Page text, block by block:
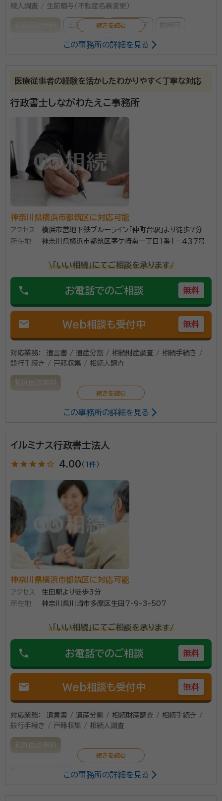
続人調査 / 生前贈与（不動産名義変更）
土日相談可 電話相談可 訪問可
オンライン面談可 女性スタッフ対応可
経歴： 相続業務歴15年
深野 友和（ふかの ともかず）
相続業務歴20年
事務所口コミ（抜粋）：
account_circle 満足度 5.0
ご利用時期：2026/5
面談の感想
共働きのため、日曜日に自宅まで来ていただき、助かりました。説明もわ
かりやすく、費用も明確だったのでそのままお願いすることにいたしまし
た。
契約後の感想
依頼後の質問や要望にも素早く対応していただけ、何度でも回答してく
横浜市の相続・遺言に関するご相談ならソワレ司法書士法人へ。
相続のご相談は【完全無料】。【横浜駅徒歩5分】 横浜市内で財
産・不動産の相続・相続放棄・終活にお悩みの方はお気軽にご相
談ください。 相続の相談実績年間約1,000件。豊富な相談実績
で安心してお任せいただけます。 横浜での相続に精通したプロ
チームが、相続法務から税務にいたるまでお客様をフルサポート
す。お気軽にご相談ください。
司法書士、行政書士、相続診断士
この事務所の詳細を見る
医療従事者の経験を活かしたわかりやすく丁寧な対応
行政書士しながわたえこ事務所
神奈川県横浜市都筑区に対応可能
アクセス
横浜市営地下鉄ブルーライン「仲町台駅」より徒歩7分
所在地
神奈川県横浜市都筑区茅ケ崎南一丁目１番１－４３７号
\「いい相続」にてご相談を承ります/
phone お電話でのご相談 無料
mail Web相談も受付中 無料
対応業務：
遺言書 / 遺産分割 / 相続財産調査 / 相続手続き /
銀行手続き / 戸籍収集 / 相続人調査
初回面談無料
大切な方を亡くした悲しみと、ご自身やご家族の生活や
きない方が多いと思います。ご相談者様になるべく負担
この事務所の詳細を見る
イルミナス行政書士法人
star star star star star_outline 4.00 （ 1件）
神奈川県横浜市都筑区に対応可能
アクセス
生田駅より徒歩3分
所在地
神奈川県川崎市多摩区生田7-9-3-507
\「いい相続」にてご相談を承ります/
phone お電話でのご相談 無料
mail Web相談も受付中 無料
対応業務：
遺言書 / 遺産分割 / 相続財産調査 / 相続手続き /
銀行手続き / 戸籍収集 / 相続人調査
初回面談無料
この事務所の詳細を見る